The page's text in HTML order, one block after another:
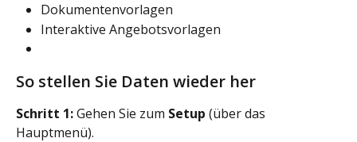
Dokumentenvorlagen
Interaktive Angebotsvorlagen
So stellen Sie Daten wieder her
Schritt 1: Gehen Sie zum Setup (über das
Hauptmenü).